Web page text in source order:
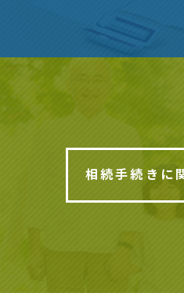
相続手続きに